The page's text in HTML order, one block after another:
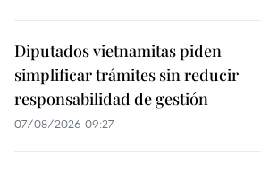
Diputados vietnamitas piden
simplificar trámites sin reducir
responsabilidad de gestión
07/08/2026 09:27